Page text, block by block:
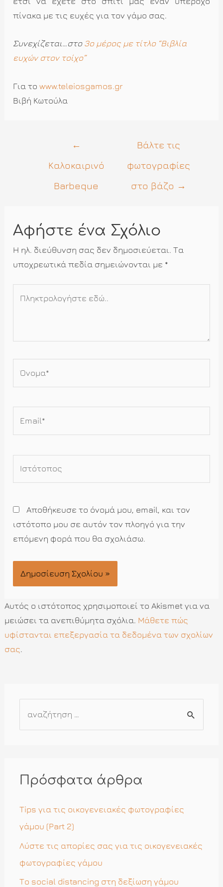
πίνακα με τις ευχές για τον γάμο σας.
Συνεχίζεται…στο 3ο μέρος με τίτλο “Βιβλία
ευχών στον τοίχο”
Για τοwww.teleiosgamos.gr
Βιβή Κωτούλα
←
Καλοκαιρινό
Barbeque
Βάλτε τις
φωτογραφίες
στο βάζο →
Αφήστε ένα Σχόλιο
Η ηλ. διεύθυνση σας δεν δημοσιεύεται. Τα
υποχρεωτικά πεδία σημειώνονται με *
Αποθήκευσε το όνομά μου, email, και τον
ιστότοπο μου σε αυτόν τον πλοηγό για την
επόμενη φορά που θα σχολιάσω.
Αυτός ο ιστότοπος χρησιμοποιεί το Akismet για να
μειώσει τα ανεπιθύμητα σχόλια. Μάθετε πώς
υφίστανται επεξεργασία τα δεδομένα των σχολίων
σας.
ή
η
σ
η
γ
Πρόσφατα άρθρα
Tips για τις οικογενειακές φωτογραφίες
γάμου (Part 2)
Λύστε τις απορίες σας για τις οικογενειακές
φωτογραφίες γάμου
Το social distancing στη δεξίωση γάμου